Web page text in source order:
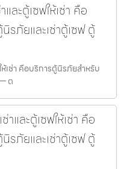
ละตู้เซฟให้เช่า คือ
รภัยและเช่าตู้เซฟ ตู้
เช่า คือบริการตู้นิรภัยสำหรับ
ต
และตู้เซฟให้เช่า คือ
รภัยและเช่าตู้เซฟ ตู้